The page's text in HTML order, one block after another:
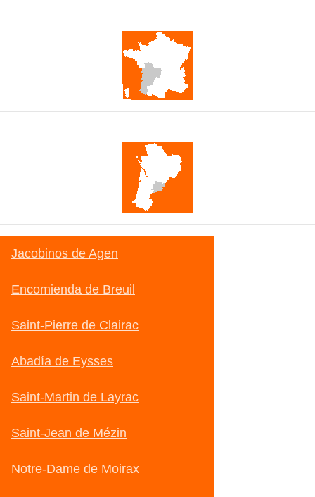
Jacobinos de Agen
Encomienda de Breuil
Saint-Pierre de Clairac
Abadía de Eysses
Saint-Martin de Layrac
Saint-Jean de Mézin
Notre-Dame de Moirax